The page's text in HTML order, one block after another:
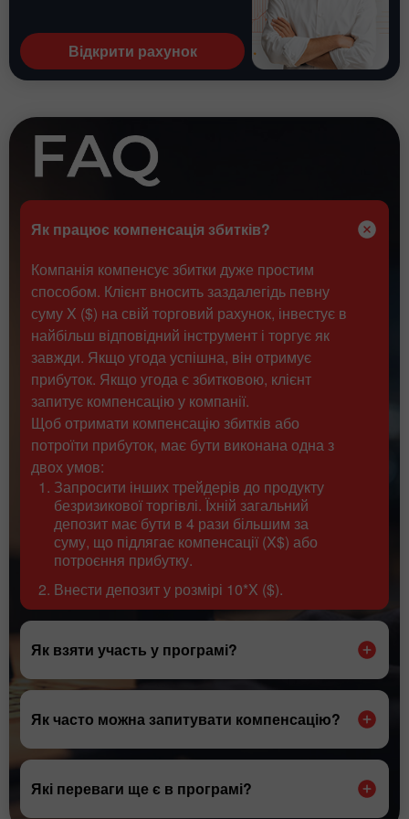
Відкрити рахунок
Як працює компенсація збитків?
Компанія компенсує збитки дуже простим
способом. Клієнт вносить заздалегідь певну
суму X ($) на свій торговий рахунок, інвестує в
найбільш відповідний інструмент і торгує як
завжди. Якщо угода успішна, він отримує
прибуток. Якщо угода є збитковою, клієнт
запитує компенсацію у компанії.
Щоб отримати компенсацію збитків або
потроїти прибуток, має бути виконана одна з
двох умов:
Запросити інших трейдерів до продукту
безризикової торгівлі. Їхній загальний
депозит має бути в 4 рази більшим за
суму, що підлягає компенсації (X$) або
потроєння прибутку.
Внести депозит у розмірі 10*X ($).
Як взяти участь у програмі?
Як часто можна запитувати компенсацію?
Які переваги ще є в програмі?